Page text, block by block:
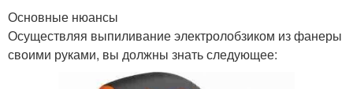
Основные нюансы
Осуществляя выпиливание электролобзиком из фанеры
своими руками, вы должны знать следующее: